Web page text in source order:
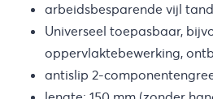
arbeidsbesparende vijl
Universeel toepasbaar,
oppervlaktebewerking,
antislip 2-